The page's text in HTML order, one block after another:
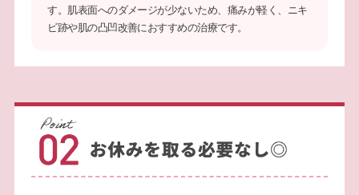
す。肌表面へのダメージが少ないため、痛みが軽く、ニキ
ビ跡や肌の凸凹改善におすすめの治療です。